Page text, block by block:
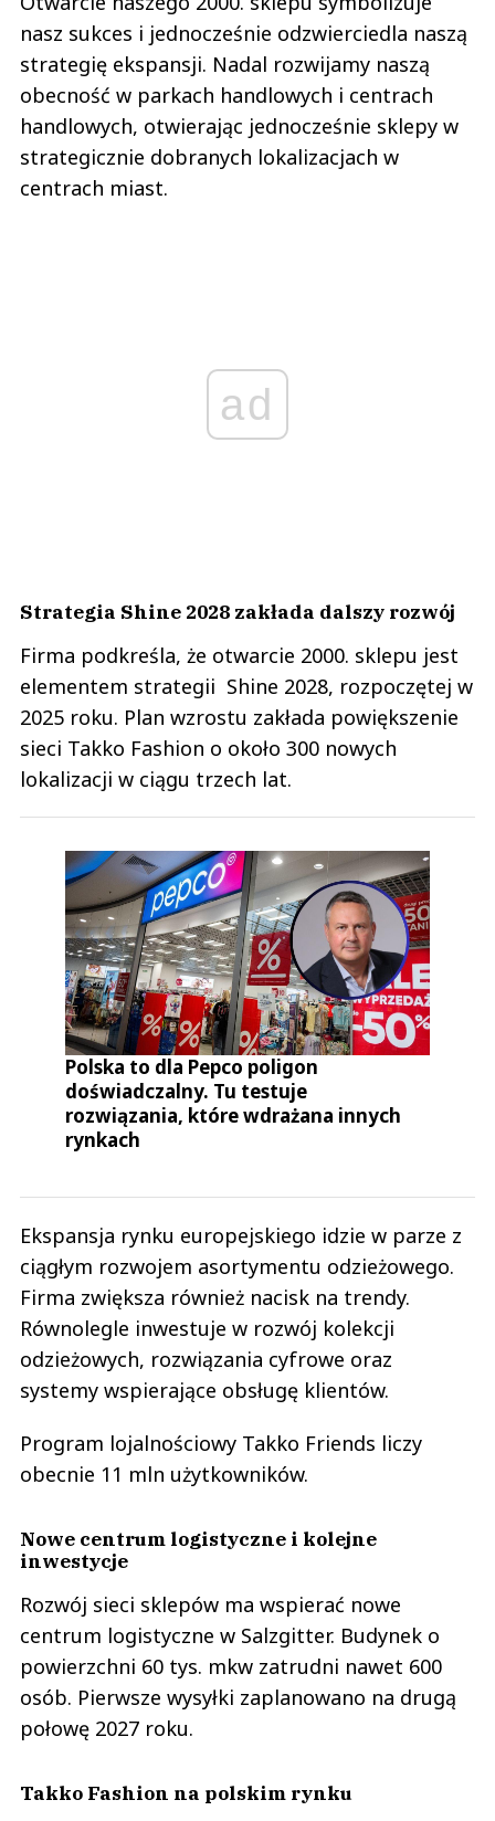
nasz sukces i jednocześnie odzwierciedla naszą
strategię ekspansji. Nadal rozwijamy naszą
obecność w parkach handlowych i centrach
handlowych, otwierając jednocześnie sklepy w
strategicznie dobranych lokalizacjach w
centrach miast.
ad
Strategia Shine 2028 zakłada dalszy rozwój
Firma podkreśla, że otwarcie 2000. sklepu jest
elementem strategii Shine 2028, rozpoczętej w
2025 roku. Plan wzrostu zakłada powiększenie
sieci Takko Fashion o około 300 nowych
lokalizacji w ciągu trzech lat.
Polska to dla Pepco poligon
doświadczalny. Tu testuje
rozwiązania, które wdrażana innych
rynkach
Ekspansja rynku europejskiego idzie w parze z
ciągłym rozwojem asortymentu odzieżowego.
Firma zwiększa również nacisk na trendy.
Równolegle inwestuje w rozwój kolekcji
odzieżowych, rozwiązania cyfrowe oraz
systemy wspierające obsługę klientów.
Program lojalnościowy Takko Friends liczy
obecnie 11 mln użytkowników.
Nowe centrum logistyczne i kolejne
inwestycje
Rozwój sieci sklepów ma wspierać nowe
centrum logistyczne w Salzgitter. Budynek o
powierzchni 60 tys. mkw zatrudni nawet 600
osób. Pierwsze wysyłki zaplanowano na drugą
połowę 2027 roku.
Takko Fashion na polskim rynku